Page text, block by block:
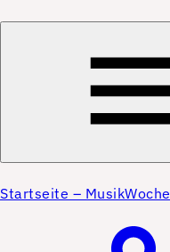
Startseite – MusikWoche